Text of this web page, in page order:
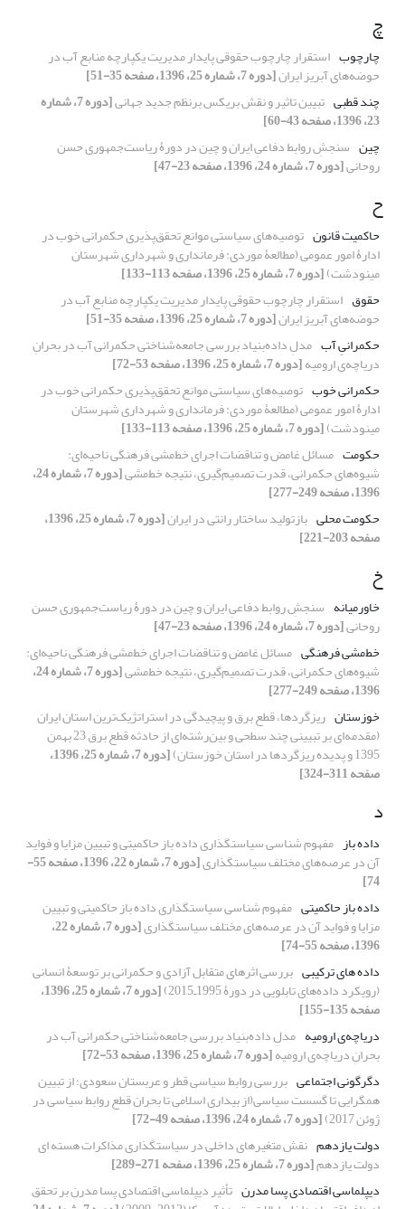
چ
چارچوب استقرار چارچوب حقوقی پایدار مدیریت یکپارچه منابع آب در
حوضه‌های آبریز ایران[دوره 7، شماره 25، 1396، صفحه 35-51]
چند قطبی تبیین تاثیر و نقش بریکس برنظم جدید جهانی [دوره 7، شماره
23، 1396، صفحه 43-60]
چین سنجشِ روابط دفاعیِ ایران و چین در دورۀ ریاست‌جمهوری حسن
روحانی[دوره 7، شماره 24، 1396، صفحه 23-47]
ح
حاکمیت قانون توصیه‌های سیاستی موانع تحقق‌پذیری حکمرانی خوب در
ادارۀ امور عمومی (مطالعۀ موردی: فرمانداری و شهرداری شهرستان
مینودشت)[دوره 7، شماره 25، 1396، صفحه 113-133]
حقوق استقرار چارچوب حقوقی پایدار مدیریت یکپارچه منابع آب در
حوضه‌های آبریز ایران[دوره 7، شماره 25، 1396، صفحه 35-51]
حکمرانیِ آب مدلِ داده‌بنیاد بررسی جامعه‌شناختی حکمرانی آب در بحرانِ
دریاچه‌ی ارومیه[دوره 7، شماره 25، 1396، صفحه 53-72]
حکمرانی خوب توصیه‌های سیاستی موانع تحقق‌پذیری حکمرانی خوب در
ادارۀ امور عمومی (مطالعۀ موردی: فرمانداری و شهرداری شهرستان
مینودشت)[دوره 7، شماره 25، 1396، صفحه 113-133]
حکومت مسائل غامض و تناقضات اجرای خط‌مشی فرهنگی ناحیه‌ای:
شیوه‌های حکمرانی، قدرت تصمیم‌گیری، نتیجه خط‌مشی [دوره 7، شماره 24،
1396، صفحه 249-277]
حکومت محلی بازتولید ساختار رانتی در ایران [دوره 7، شماره 25، 1396،
صفحه 203-221]
خ
خاورمیانه سنجشِ روابط دفاعیِ ایران و چین در دورۀ ریاست‌جمهوری حسن
روحانی[دوره 7، شماره 24، 1396، صفحه 23-47]
خط‌مشی فرهنگی مسائل غامض و تناقضات اجرای خط‌مشی فرهنگی ناحیه‌ای:
شیوه‌های حکمرانی، قدرت تصمیم‌گیری، نتیجه خط‌مشی [دوره 7، شماره 24،
1396، صفحه 249-277]
خوزستان ریزگردها، قطع برق و پیچیدگی در استراتژیک‌ترین استان ایران
(مقدمه‌ای بر تبیینی چند سطحی و بین‌رشته‌ای از حادثه قطع برق 23 بهمن
1395 و پدیده ریزگردها در استان خوزستان) [دوره 7، شماره 25، 1396،
صفحه 311-324]
د
داده باز مفهوم شناسی سیاستگذاری داده باز حاکمیتی و تبیین مزایا و فواید
آن در عرصه‌های مختلف سیاستگذاری [دوره 7، شماره 22، 1396، صفحه 55-
74]
داده باز حاکمیتی مفهوم شناسی سیاستگذاری داده باز حاکمیتی و تبیین
مزایا و فواید آن در عرصه‌های مختلف سیاستگذاری [دوره 7، شماره 22،
1396، صفحه 55-74]
داده های ترکیبی بررسی اثرهای متقابل آزادی و حکمرانی بر توسعۀ انسانی
(رویکرد داده‌های تابلویی در دورۀ 1995ـ2015) [دوره 7، شماره 25، 1396،
صفحه 135-155]
دریاچه‌ی ارومیه مدلِ داده‌بنیاد بررسی جامعه‌شناختی حکمرانی آب در
بحرانِ دریاچه‌ی ارومیه[دوره 7، شماره 25، 1396، صفحه 53-72]
دگرگونی اجتماعی بررسی روابط سیاسی قطر و عربستان سعودی؛ از تبیین
همگرایی تا گسست سیاسی(از بیداری اسلامی تا بحران قطع روابط سیاسی در
ژوئن 2017)
[دوره 7، شماره 24، 1396، صفحه 49-72]
دولت یازدهم نقش متغیرهای داخلی در سیاستگذاری مذاکرات هسته ای
دولت یازدهم[دوره 7، شماره 25، 1396، صفحه 271-289]
دیپلماسی اقتصادی پسا مدرن تأثیر دیپلماسی اقتصادی پسا مدرن بر تحقق